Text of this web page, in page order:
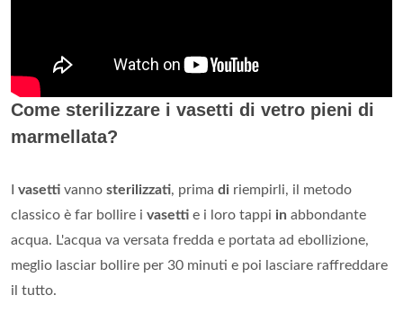
Come sterilizzare i vasetti di vetro pieni di
marmellata?
vasetti vanno sterilizzati, prima di riempirli, il metodo
classico è far bollire i vasetti e i loro tappi in abbondante
acqua. L'acqua va versata fredda e portata ad ebollizione,
meglio lasciar bollire per 30 minuti e poi lasciare raffreddare
il tutto.